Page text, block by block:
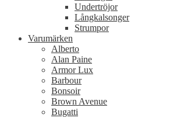
Undertröjor
Långkalsonger
Strumpor
Varumärken
Alberto
Alan Paine
Armor Lux
Barbour
Bonsoir
Brown Avenue
Bugatti